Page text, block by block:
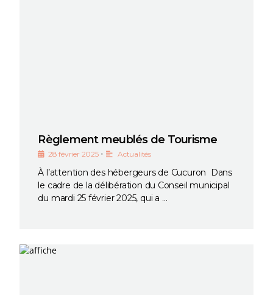
Règlement meublés de Tourisme
28 février 2025 • Actualités
À l’attention des hébergeurs de Cucuron Dans
le cadre de la délibération du Conseil municipal
du mardi 25 février 2025, qui a …